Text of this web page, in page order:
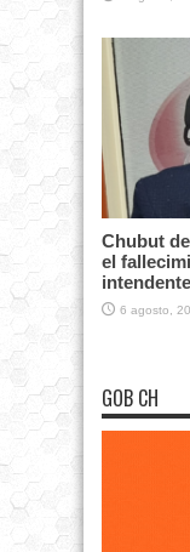
Chubut
el
6 agosto,
GOB CH